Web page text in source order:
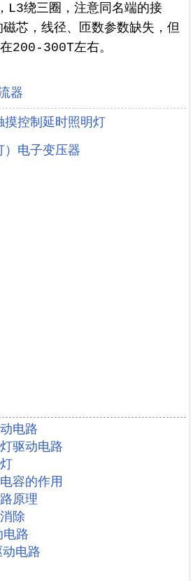
L3绕三圈，注意同名端的接
芯，线径、匝数参数缺失，但
200-300T左右。
器
摸控制延时照明灯
）电子变压器
电路
驱动电路
容的作用
原理
除
电路
动电路